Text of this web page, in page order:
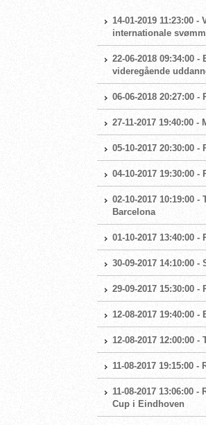
14-01-2019 11:23:00
internationale
22-06-2018 09:34:00
videregående
06-06-2018 20:27:00
27-11-2017 19:40:00
05-10-2017 20:30:00
04-10-2017 19:30:00
02-10-2017 10:19:00
Barcelona
01-10-2017 13:40:00
30-09-2017 14:10:00
29-09-2017 15:30:00
12-08-2017 19:40:00
12-08-2017 12:00:00
11-08-2017 19:15:00
11-08-2017 13:06:00
Cup i Eindhoven